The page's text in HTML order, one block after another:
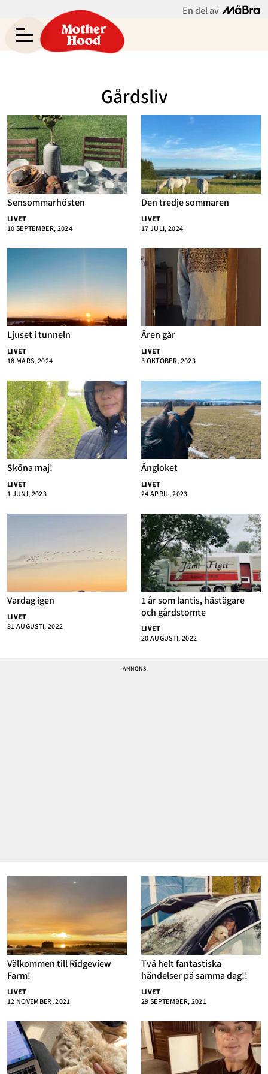
En del av
Skolbarn
Tonåringar
Mammaliv
Bloggar
Om Oss
Nyhetsbrev
Annonsera
Om Cookies
Kontakta Oss
Elin Carlsons blogg
Hem
Om
Kategorier
Arkiv
Kontakt
Gårdsliv
Sensommarhösten
LIVET
10 SEPTEMBER, 2024
Den tredje sommaren
LIVET
17 JULI, 2024
Ljuset i tunneln
LIVET
18 MARS, 2024
Åren går
LIVET
3 OKTOBER, 2023
Sköna maj!
LIVET
1 JUNI, 2023
Ångloket
LIVET
24 APRIL, 2023
Vardag igen
LIVET
31 AUGUSTI, 2022
1 år som lantis, hästägare
och gårdstomte
LIVET
20 AUGUSTI, 2022
Välkommen till Ridgeview
Farm!
LIVET
12 NOVEMBER, 2021
Två helt fantastiska
händelser på samma dag!!
LIVET
29 SEPTEMBER, 2021